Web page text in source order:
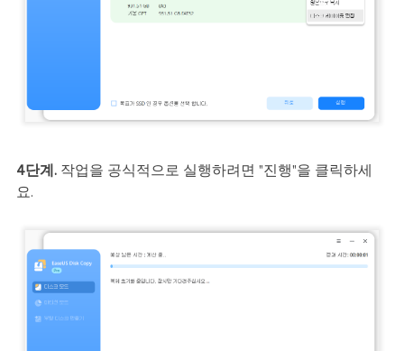
4단계.작업을 공식적으로 실행하려면 "진행"을 클릭하세
요.